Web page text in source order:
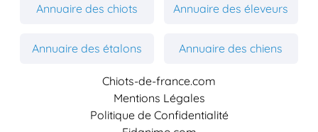
Annuaire des chiots Annuaire des éleveurs
Annuaire des étalons Annuaire des chiens
Chiots-de-france.com
Mentions Légales
Politique de Confidentialité